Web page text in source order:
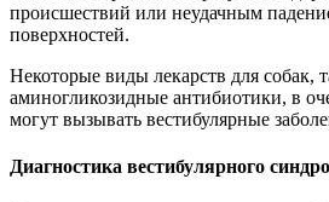
происшествий или неудачным
поверхностей.
Некоторые виды лекарств для собак,
аминогликозидные антибиотики, в
могут вызывать вестибулярные
Диагностика вестибулярного